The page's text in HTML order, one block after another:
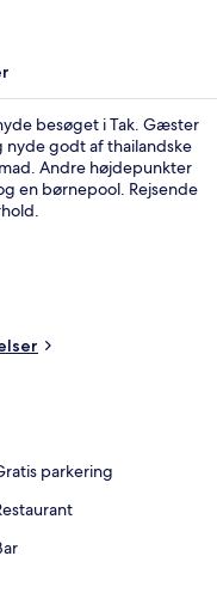
besøget i Tak. Gæster
nyde godt af thailandske
Andre højdepunkter
en børnepool. Rejsende
parkering